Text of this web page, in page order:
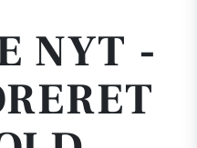
NYT -